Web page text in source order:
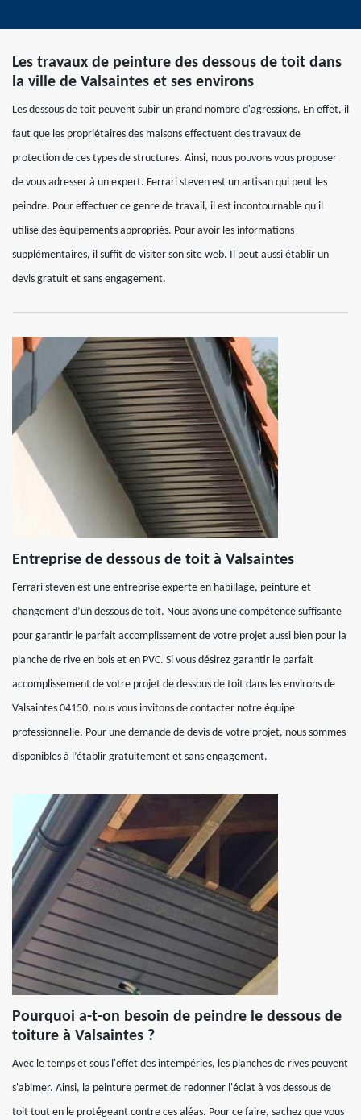
Les travaux de peinture des dessous de toit dans
la ville de Valsaintes et ses environs
Les dessous de toit peuvent subir un grand nombre d'agressions. En effet, il
faut que les propriétaires des maisons effectuent des travaux de
protection de ces types de structures. Ainsi, nous pouvons vous proposer
de vous adresser à un expert. Ferrari steven est un artisan qui peut les
peindre. Pour effectuer ce genre de travail, il est incontournable qu'il
utilise des équipements appropriés. Pour avoir les informations
supplémentaires, il suffit de visiter son site web. Il peut aussi établir un
devis gratuit et sans engagement.
Entreprise de dessous de toit à Valsaintes
Ferrari steven est une entreprise experte en habillage, peinture et
changement d’un dessous de toit. Nous avons une compétence suffisante
pour garantir le parfait accomplissement de votre projet aussi bien pour la
planche de rive en bois et en PVC. Si vous désirez garantir le parfait
accomplissement de votre projet de dessous de toit dans les environs de
Valsaintes 04150, nous vous invitons de contacter notre équipe
professionnelle. Pour une demande de devis de votre projet, nous sommes
disponibles à l’établir gratuitement et sans engagement.
Pourquoi a-t-on besoin de peindre le dessous de
toiture à Valsaintes ?
Avec le temps et sous l'effet des intempéries, les planches de rives peuvent
s'abimer. Ainsi, la peinture permet de redonner l'éclat à vos dessous de
toit tout en le protégeant contre ces aléas. Pour ce faire, sachez que vous